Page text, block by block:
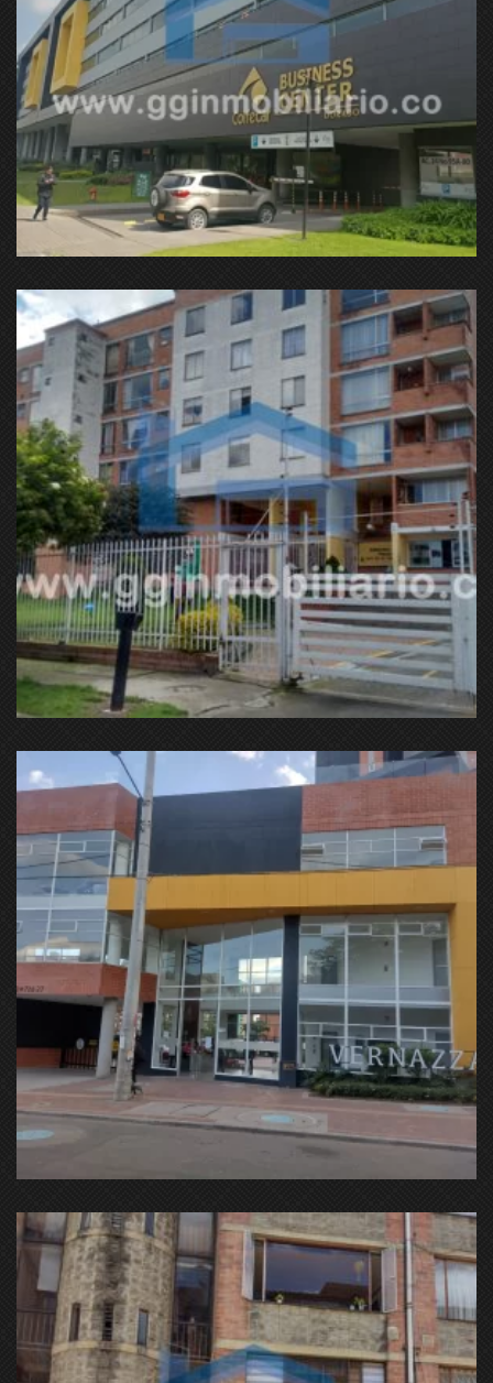
Ac. 24 #95a-80, Bogotá, Colombia
Cl. 152 & Cra. 94, Suba, Bogotá, Colombia
Cl. 23 #72d-27, Fontibón, Bogotá, Cundinamarca,
Colombia